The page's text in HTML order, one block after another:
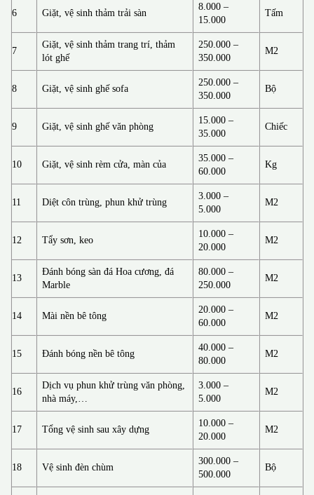
6 Giặt, vệ sinh thảm trải sàn
8.000 –
15.000
Tấm
7
Giặt, vệ sinh thảm trang trí, thảm
lót ghế
250.000 –
350.000
M2
8 Giặt, vệ sinh ghế sofa
250.000 –
350.000
Bộ
9 Giặt, vệ sinh ghế văn phòng
15.000 –
35.000
Chiếc
10 Giặt, vệ sinh rèm cửa, màn của
35.000 –
60.000
Kg
11 Diệt côn trùng, phun khử trùng
3.000 –
5.000
M2
12 Tẩy sơn, keo
10.000 –
20.000
M2
13
Đánh bóng sàn đá Hoa cương, đá
Marble
80.000 –
250.000
M2
14 Mài nền bê tông
20.000 –
60.000
M2
15 Đánh bóng nền bê tông
40.000 –
80.000
M2
16
Dịch vụ phun khử trùng văn phòng,
nhà máy,…
3.000 –
5.000
M2
17 Tổng vệ sinh sau xây dựng
10.000 –
20.000
M2
18 Vệ sinh đèn chùm
300.000 –
500.000
Bộ